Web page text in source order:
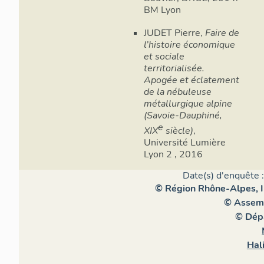
BM Lyon
JUDET Pierre, Faire de
l’histoire économique
et sociale
territorialisée.
Apogée et éclatement
de la nébuleuse
métallurgique alpine
(Savoie-Dauphiné,
XIXe siècle),
Université Lumière
Lyon 2 , 2016
Date(s) d'enquête
© Région Rhône-Alpes,
©
©